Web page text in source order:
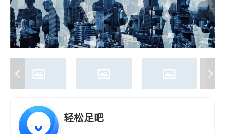
建筑装修
轻松足吧